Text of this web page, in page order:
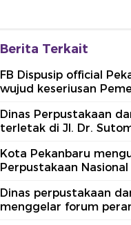
Berita Terkait
FB Dispusip official
wujud keseriusan
Dinas Perpustakaan
terletak di Jl. Dr.
Kota Pekanbaru
Perpustakaan
Dinas perpustakaan
menggelar forum